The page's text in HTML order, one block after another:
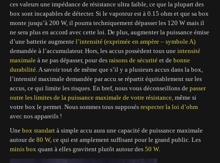
ces valeurs une impédance de résistance ultra faible, ce que la plupart des
box sont incapables de détecter. Si le vapoteur est à 0.15 ohm et que sa box
monte jusqu’à 200 W, il pourra techniquement dépasser les 120 W mais il
ne sera plus en accord avec cette loi. De plus, augmenter la puissance émise
d’une batterie augmente l’intensité (exprimée en ampère – symbole A)
demandée à l’accumulateur. Hors, les accus possèdent tous une intensité
maximale à ne pas dépasser, pour des raisons de sécurité et de bonne
durabilité. A savoir tout de même que s’il y a plusieurs accus dans la box,
l’intensité maximale demandée par accu se répartit équitablement sur les
accus, ce qui limite les risques. En bref, nous vous déconseillons de passer
outre les limites de la puissance maximale de votre résistance, même si
votre box le permet. Nous sommes tous supposés respecter la loi d’ohm
avec nos appareils !
Une box standart à simple accu aura une capacité de puissance maximale
autour de 80 W, ce qui est amplement suffisant pour le grand public. Les
minis box quant à elles gravitent plutôt autour des 50 W.